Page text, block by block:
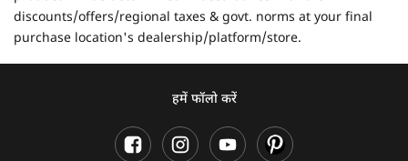
discounts/offers/regional taxes & govt. norms at your final
purchase location's dealership/platform/store.
हमें फॉलो करें